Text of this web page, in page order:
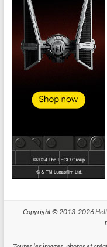
Copyright © 2013-2026